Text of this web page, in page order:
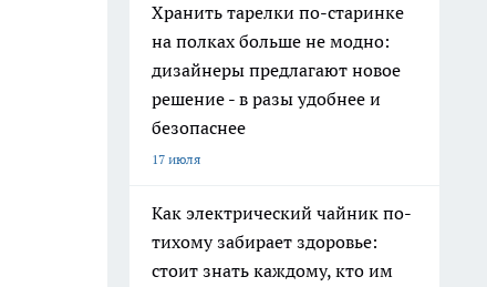
Хранить тарелки по-старинке
на полках больше не модно:
дизайнеры предлагают новое
решение - в разы удобнее и
безопаснее
17 июля
Как электрический чайник по-
тихому забирает здоровье:
стоит знать каждому, кто им